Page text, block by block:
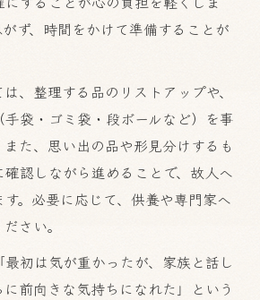
ず、時間をかけて準備することが
、整理する品のリストアップや、
袋・ゴミ袋・段ボールなど）を事
た、思い出の品や形見分けするも
認しながら進めることで、故人へ
。必要に応じて、供養や専門家へ
さい。
初は気が重かったが、家族と話し
前向きな気持ちになれた」という